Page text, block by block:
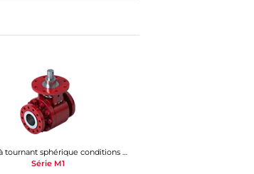
Série M1